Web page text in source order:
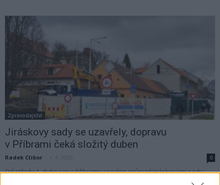
Zpravodajství
Jiráskovy sady se uzavřely, dopravu
v Příbrami čeká složitý duben
Radek Ctibor 0
Od středy 1. dubna je v Příbrami uzavřen průjezd Jiráskovými sady,